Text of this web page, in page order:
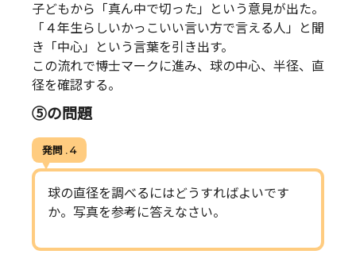
子どもから「真ん中で切った」という意見が出た。
「４年生らしいかっこいい言い方で言える人」と聞
き「中心」という言葉を引き出す。
この流れで博士マークに進み、球の中心、半径、直
径を確認する。
⑤の問題
発問 . 4
球の直径を調べるにはどうすればよいです
か。写真を参考に答えなさい。